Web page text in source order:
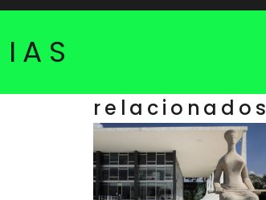
relacionados